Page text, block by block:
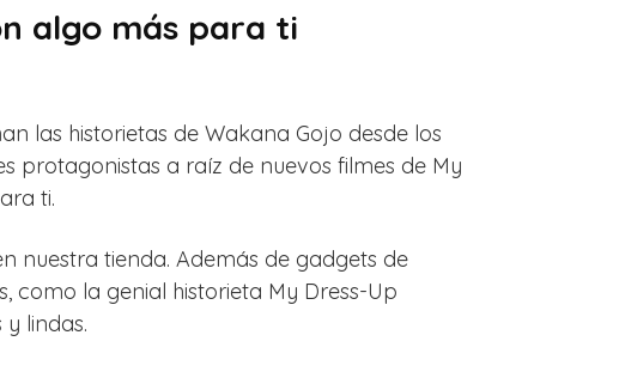
algo más para ti
las historietas de Wakana Gojo desde los
protagonistas a raíz de nuevos filmes de My
ti.
nuestra tienda. Además de gadgets de
como la genial historieta My Dress-Up
lindas.